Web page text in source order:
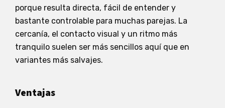
porque resulta directa, fácil de entender y
bastante controlable para muchas parejas. La
cercanía, el contacto visual y un ritmo más
tranquilo suelen ser más sencillos aquí que en
variantes más salvajes.
Ventajas